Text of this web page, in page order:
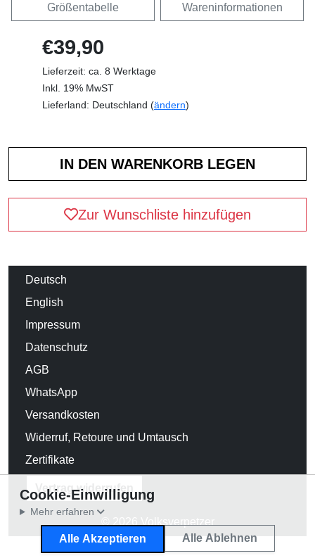
Größentabelle Wareninformationen
€39,90
Lieferzeit: ca. 8 Werktage
Inkl. 19% MwST
Lieferland: Deutschland (ändern)
Zur Wunschliste hinzufügen
Deutsch
English
Impressum
Datenschutz
AGB
WhatsApp
Versandkosten
Widerruf, Retoure und Umtausch
Zertifikate
Vertrag widerrufen
© 2026 Volksverpetzer
Cookie-Einwilligung
Mehr erfahren
Alle Akzeptieren Alle Ablehnen